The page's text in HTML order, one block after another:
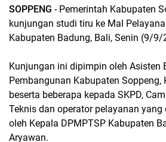
SOPPENG - Pemerintah Kabupaten
kunjungan studi tiru ke Mal
Kabupaten Badung, Bali, Senin (9/9/
Kunjungan ini dipimpin oleh Asisten
Pembangunan Kabupaten Soppeng,
beserta beberapa kepada SKPD,
Teknis dan operator pelayanan
oleh Kepala DPMPTSP Kabupaten
Aryawan.